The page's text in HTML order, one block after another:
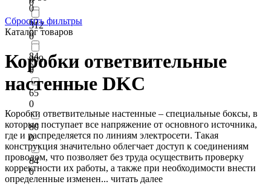
62
0
84
0
0
312
0
409
0
65
0
80
0
84
0
0
Сбросить фильтры
Каталог товаров
Коробки ответвительные
настенные DKC
Коробки ответвительные настенные – специальные боксы, в
которые поступает все напряжение от основного источника,
где и распределяется по линиям электросети. Такая
конструкция значительно облегчает доступ к соединениям
проводом, что позволяет без труда осуществить проверку
корректности их работы, а также при необходимости внести
определенные изменен... читать далее